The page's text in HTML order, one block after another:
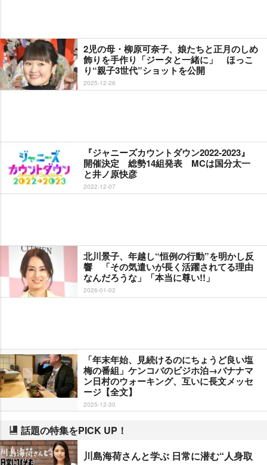
2児の母・柳原可奈子、娘たちと正月のしめ
飾りを手作り「ジータと一緒に」 ほっこ
り“親子3世代”ショットを公開
2025-12-26
『ジャニーズカウントダウン2022-2023』
開催決定 総勢14組発表 MCは国分太一
と井ノ原快彦
2022-12-07
北川景子、年越し“恒例の行動”を明かし反
響 「その気遣いが長く活躍されてる理由
なんだろうな」「本当に尊い!!」
2026-01-02
「年末年始、見続けるのにちょうど良い塩
梅の番組」ケンコバのビジホ泊→バナナマ
ン日村のウォーキング、互いに長文メッセ
ージ【全文】
2025-12-30
話題の特集をPICK UP！
川島海荷さんと学ぶ 日常に潜む“人身取